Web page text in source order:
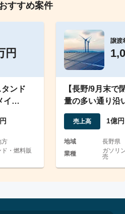
すすめ案件
円
タンド
イ
方
・燃料販
譲渡
【長野/9月末で
量の多い通り沿
ンスタンド
売上高 1億
地域
長野県
業種
ガソリ
売